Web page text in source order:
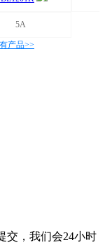
5A
产品>>
交，我们会24小时